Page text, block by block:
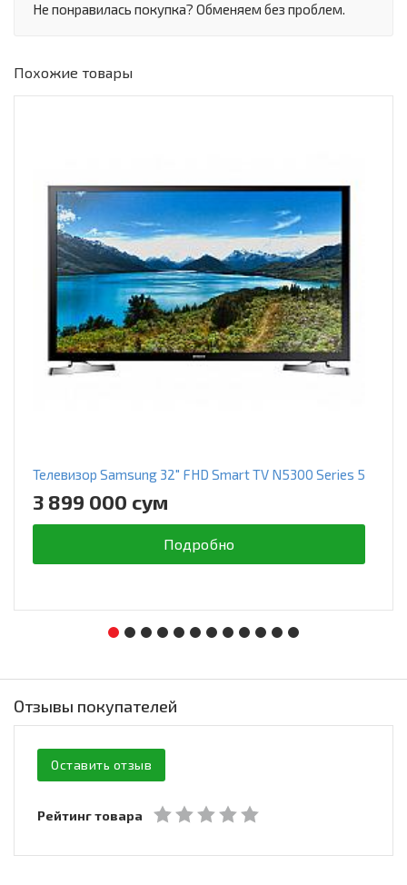
Не понравилась покупка? Обменяем без проблем.
Похожие товары
Телевизор Samsung 32" FHD Smart TV N5300 Series 5
3 899 000 сум
Подробно
Отзывы покупателей
Оставить отзыв
Рейтинг товара